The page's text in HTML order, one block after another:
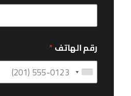
رقم الهاتف*